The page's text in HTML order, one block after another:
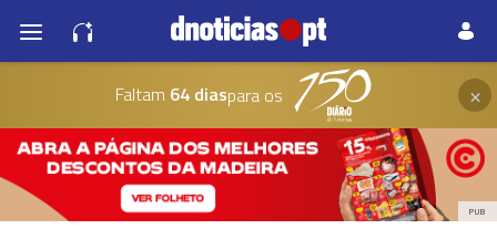
Faltam 64 diaspara os ×
PUB